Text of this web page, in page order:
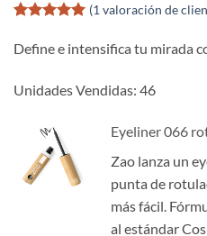
con5de 5
de un
(1 valoración de
Define e intensifica tu mirada
Unidades Vendidas: 46
Eyeliner 066
Zao lanza un
punta de
más fácil.
al estándar